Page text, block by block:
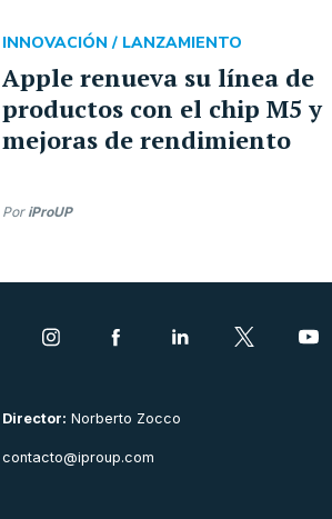
Apple renueva su línea de
productos con el chip M5 y
mejoras de rendimiento
INNOVACIÓN / LANZAMIENTO
Por iProUP
Director: Norberto Zocco
contacto@iproup.com